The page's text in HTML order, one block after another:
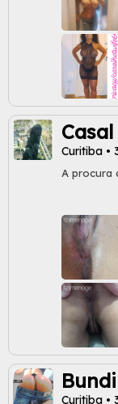
Curitiba •
A procura
Curitiba •